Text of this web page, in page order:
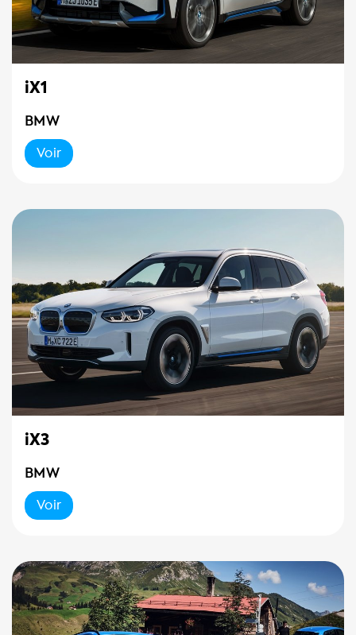
iX1
BMW
Voir
iX3
BMW
Voir